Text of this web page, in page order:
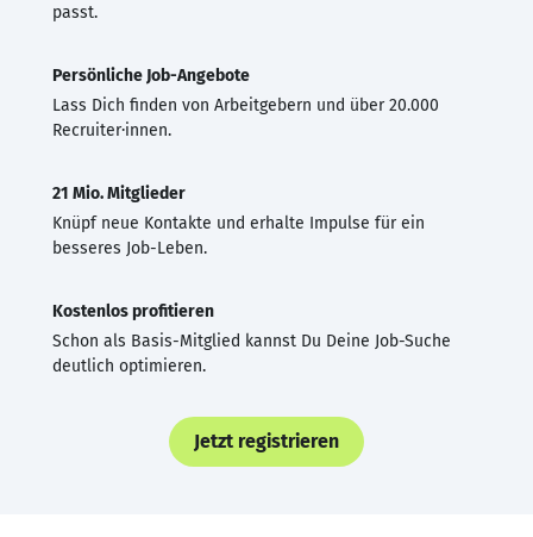
passt.
Persönliche Job-Angebote
Lass Dich finden von Arbeitgebern und über 20.000
Recruiter·innen.
21 Mio. Mitglieder
Knüpf neue Kontakte und erhalte Impulse für ein
besseres Job-Leben.
Kostenlos profitieren
Schon als Basis-Mitglied kannst Du Deine Job-Suche
deutlich optimieren.
Jetzt registrieren